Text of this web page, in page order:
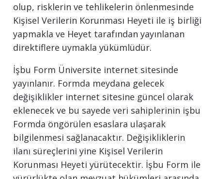
olup, risklerin ve tehlikelerin önlenmesinde
Kişisel Verilerin Korunması Heyeti ile iş birliği
yapmakla ve Heyet tarafından yayınlanan
direktiflere uymakla yükümlüdür.
İşbu Form Üniversite internet sitesinde
yayınlanır. Formda meydana gelecek
değişiklikler internet sitesine güncel olarak
eklenecek ve bu sayede veri sahiplerinin işbu
Formda öngörülen esaslara ulaşarak
bilgilenmesi sağlanacaktır. Değişikliklerin
ilanı süreçlerini yine Kişisel Verilerin
Korunması Heyeti yürütecektir. İşbu Form ile